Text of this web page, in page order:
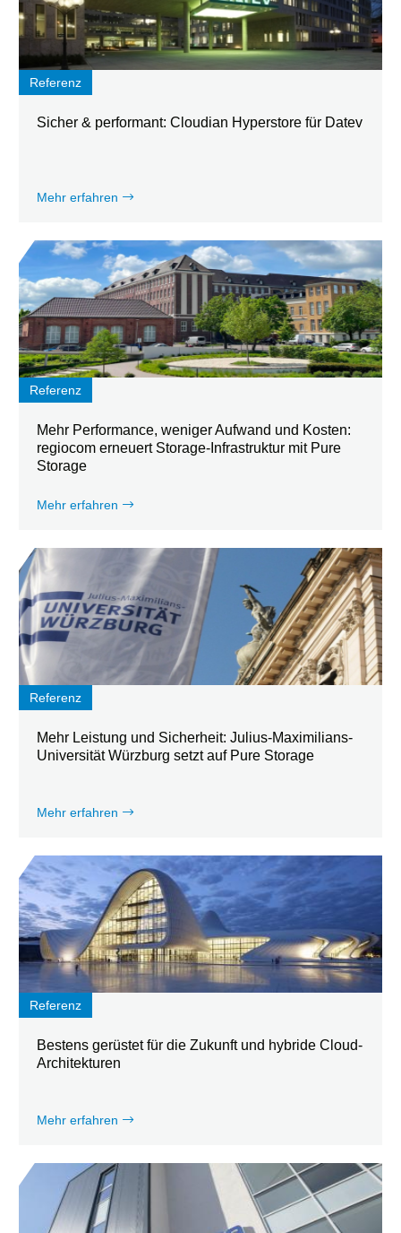
Referenz
Sicher & performant: Cloudian Hyperstore für Datev
Mehr erfahren
Referenz
Mehr Performance, weniger Aufwand und Kosten:
regiocom erneuert Storage-Infrastruktur mit Pure
Storage
Mehr erfahren
Referenz
Mehr Leistung und Sicherheit: Julius-Maximilians-
Universität Würzburg setzt auf Pure Storage
Mehr erfahren
Referenz
Bestens gerüstet für die Zukunft und hybride Cloud-
Architekturen
Mehr erfahren